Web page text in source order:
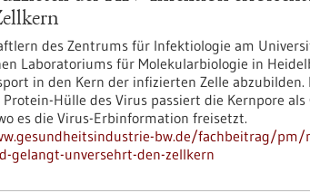
des Zentrums für Infektiologie am
Laboratoriums für Molekularbiologie in
in den Kern der infizierten Zelle
Protein-Hülle des Virus passiert die Kernpore
es die Virus-Erbinformation freisetzt.
bw.de/fachbeitrag/pm/
gelangt-unversehrt-den-zellkern